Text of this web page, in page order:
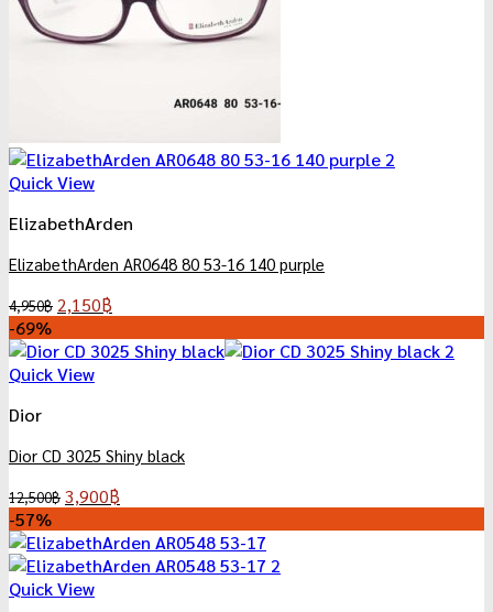
Quick View
ElizabethArden
ElizabethArden AR0648 80 53-16 140 purple
4,950฿ Original
was:
4,950฿.
2,150฿
is:
-69%
Quick View
Dior
Dior CD 3025 Shiny black
12,500฿ Original
was:
12,500฿.
3,900฿
is:
3,900฿.
-57%
Quick View